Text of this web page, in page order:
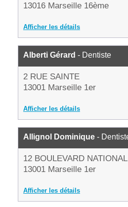
13016 Marseille 16ème
Afficher les détails
Alberti Gérard - Dentiste
2 RUE SAINTE
13001 Marseille 1er
Afficher les détails
Allignol Dominique -
12 BOULEVARD NATIONAL
13001 Marseille 1er
Afficher les détails